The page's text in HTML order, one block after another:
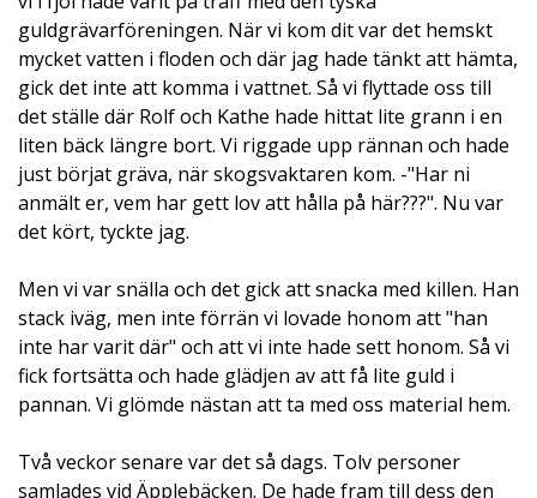
guldgrävarföreningen. När vi kom dit var det hemskt
mycket vatten i floden och där jag hade tänkt att hämta,
gick det inte att komma i vattnet. Så vi flyttade oss till
det ställe där Rolf och Kathe hade hittat lite grann i en
liten bäck längre bort. Vi riggade upp rännan och hade
just börjat gräva, när skogsvaktaren kom. -"Har ni
anmält er, vem har gett lov att hålla på här???". Nu var
det kört, tyckte jag.
Men vi var snälla och det gick att snacka med killen. Han
stack iväg, men inte förrän vi lovade honom att "han
inte har varit där" och att vi inte hade sett honom. Så vi
fick fortsätta och hade glädjen av att få lite guld i
pannan. Vi glömde nästan att ta med oss material hem.
Två veckor senare var det så dags. Tolv personer
samlades vid Äpplebäcken. De hade fram till dess den